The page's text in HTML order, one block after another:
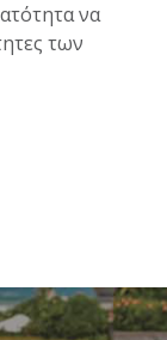
να
των